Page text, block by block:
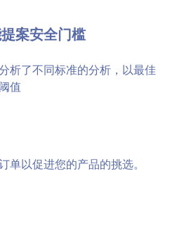
案安全门槛
析了不同标准的分析，以最佳
值
单以促进您的产品的挑选。